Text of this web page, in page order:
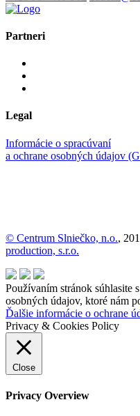
Partneri
Legal
Informácie o spracúvaní
a ochrane osobných údajov
© Centrum Slniečko, n.o.,
production, s.r.o.
Používaním stránok súhlasite
osobných údajov, ktoré nám
Ďalšie informácie o ochrane
Privacy & Cookies Policy
Close
Privacy Overview